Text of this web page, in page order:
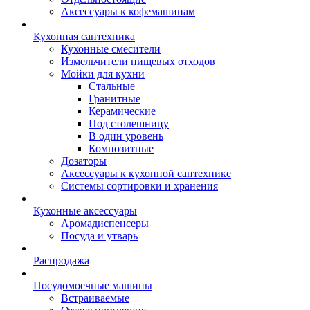
Аксессуары к кофемашинам
Кухонная сантехника
Кухонные смесители
Измельчители пищевых отходов
Мойки для кухни
Стальные
Гранитные
Керамические
Под столешницу
В один уровень
Композитные
Дозаторы
Аксессуары к кухонной сантехнике
Системы сортировки и хранения
Кухонные аксессуары
Аромадиспенсеры
Посуда и утварь
Распродажа
Посудомоечные машины
Встраиваемые